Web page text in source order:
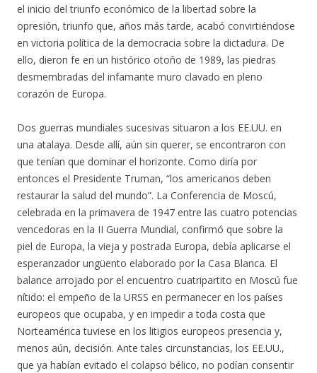
el inicio del triunfo económico de la libertad sobre la
opresión, triunfo que, años más tarde, acabó convirtiéndose
en victoria política de la democracia sobre la dictadura. De
ello, dieron fe en un histórico otoño de 1989, las piedras
desmembradas del infamante muro clavado en pleno
corazón de Europa.
Dos guerras mundiales sucesivas situaron a los EE.UU. en
una atalaya. Desde allí, aún sin querer, se encontraron con
que tenían que dominar el horizonte. Como diría por
entonces el Presidente Truman, “los americanos deben
restaurar la salud del mundo”. La Conferencia de Moscú,
celebrada en la primavera de 1947 entre las cuatro potencias
vencedoras en la II Guerra Mundial, confirmó que sobre la
piel de Europa, la vieja y postrada Europa, debía aplicarse el
esperanzador ungüento elaborado por la Casa Blanca. El
balance arrojado por el encuentro cuatripartito en Moscú fue
nítido: el empeño de la URSS en permanecer en los países
europeos que ocupaba, y en impedir a toda costa que
Norteamérica tuviese en los litigios europeos presencia y,
menos aún, decisión. Ante tales circunstancias, los EE.UU.,
que ya habían evitado el colapso bélico, no podían consentir